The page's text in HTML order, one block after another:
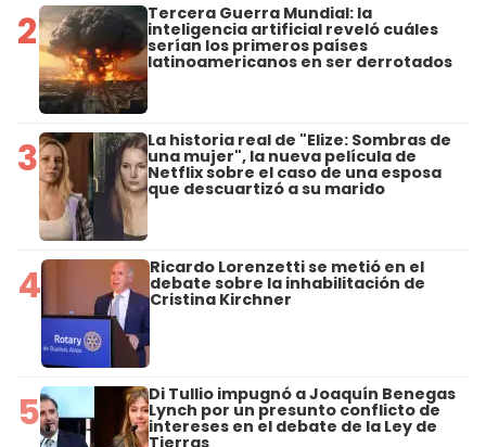
2 Tercera Guerra Mundial: la
inteligencia artificial reveló cuáles
serían los primeros países
latinoamericanos en ser derrotados
3 La historia real de "Elize: Sombras de
una mujer", la nueva película de
Netflix sobre el caso de una esposa
que descuartizó a su marido
4 Ricardo Lorenzetti se metió en el
debate sobre la inhabilitación de
Cristina Kirchner
5 Di Tullio impugnó a Joaquín Benegas
Lynch por un presunto conflicto de
intereses en el debate de la Ley de
Tierras